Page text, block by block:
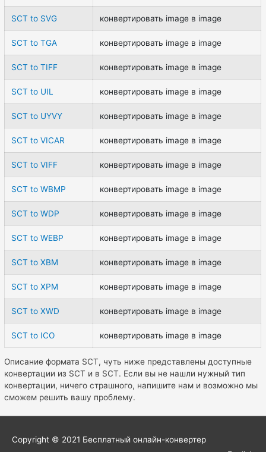
SCT to SVG конвертировать image в image
SCT to TGA конвертировать image в image
SCT to TIFF конвертировать image в image
SCT to UIL конвертировать image в image
SCT to UYVY конвертировать image в image
SCT to VICAR конвертировать image в image
SCT to VIFF конвертировать image в image
SCT to WBMP конвертировать image в image
SCT to WDP конвертировать image в image
SCT to WEBP конвертировать image в image
SCT to XBM конвертировать image в image
SCT to XPM конвертировать image в image
SCT to XWD конвертировать image в image
SCT to ICO конвертировать image в image
Описание формата SCT, чуть ниже представлены доступные
конвертации из SCT и в SCT. Если вы не нашли нужный тип
конвертации, ничего страшного, напишите нам и возможно мы
сможем решить вашу проблему.
Copyright © 2021 Бесплатный онлайн-конвертер